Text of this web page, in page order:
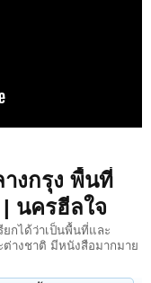
งกรุง พื้นที่
นครฮีลใจ
ยกได้ว่าเป็นพื้นที่และ
างชาติ มีหนังสือมากมาย